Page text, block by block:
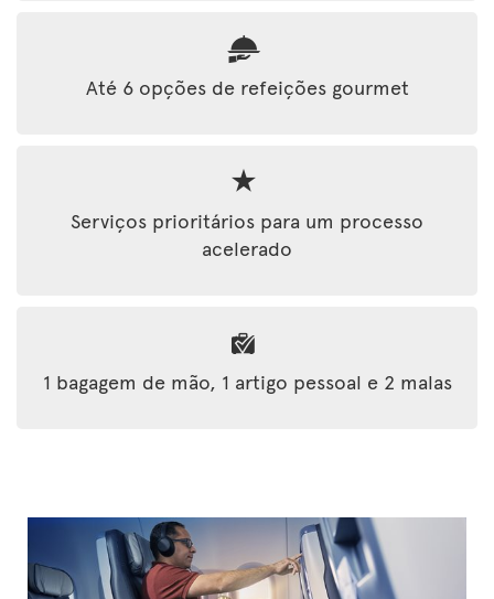
Até 6 opções de refeições gourmet
Serviços prioritários para um processo
acelerado
1 bagagem de mão, 1 artigo pessoal e 2 malas